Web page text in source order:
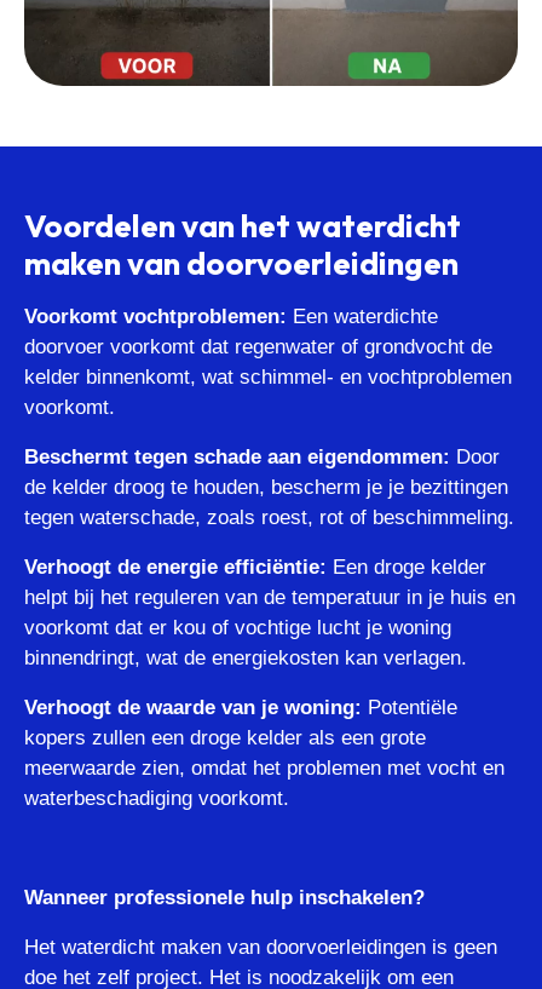
Voordelen van het waterdicht
maken van doorvoerleidingen
Voorkomt vochtproblemen: Een waterdichte
doorvoer voorkomt dat regenwater of grondvocht de
kelder binnenkomt, wat schimmel- en vochtproblemen
voorkomt.
Beschermt tegen schade aan eigendommen: Door
de kelder droog te houden, bescherm je je bezittingen
tegen waterschade, zoals roest, rot of beschimmeling.
Verhoogt de energie efficiëntie: Een droge kelder
helpt bij het reguleren van de temperatuur in je huis en
voorkomt dat er kou of vochtige lucht je woning
binnendringt, wat de energiekosten kan verlagen.
Verhoogt de waarde van je woning: Potentiële
kopers zullen een droge kelder als een grote
meerwaarde zien, omdat het problemen met vocht en
waterbeschadiging voorkomt.
Wanneer professionele hulp inschakelen?
Het waterdicht maken van doorvoerleidingen is geen
doe het zelf project. Het is noodzakelijk om een